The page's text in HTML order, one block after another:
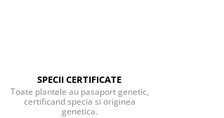
SPECII CERTIFICATE
Toate plantele au pasaport genetic,
certificand specia si originea
genetica.